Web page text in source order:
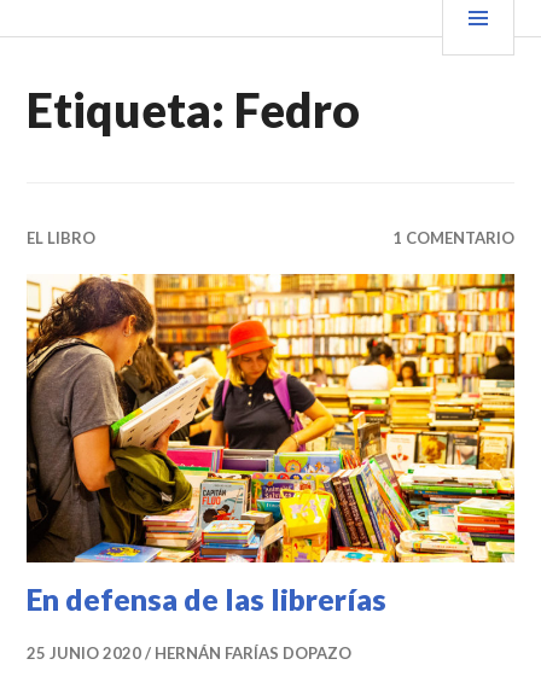
al VENDER+LIBROS NOTICIAS
Etiqueta: Fedro
EL LIBRO 1 COMENTARIO
En defensa de las librerías
25 JUNIO 2020 HERNÁN FARÍAS DOPAZO